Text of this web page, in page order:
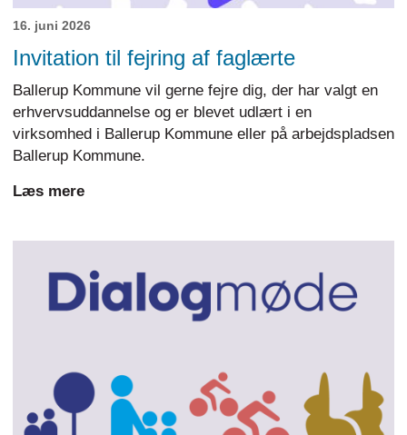
16. juni 2026
Invitation til fejring af faglærte
Ballerup Kommune vil gerne fejre dig, der har valgt en
erhvervsuddannelse og er blevet udlært i en
virksomhed i Ballerup Kommune eller på arbejdspladsen
Ballerup Kommune.
Læs mere